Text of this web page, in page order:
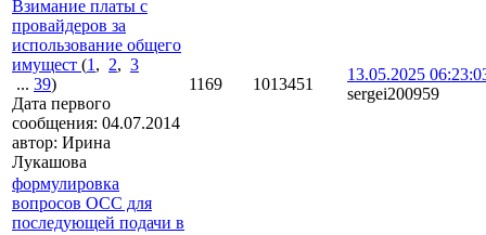
Взимание платы с
провайдеров за
использование общего
имущест (1 , 2, 3
... 39)
Дата первого
сообщения: 04.07.2014
автор: Ирина
Лукашова
1169 1013451
13.05.2025
sergei200959
формулировка
вопросов ОСС для
последующей подачи в